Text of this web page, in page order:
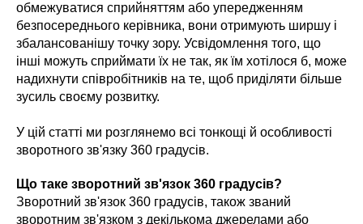
обмежуватися сприйняттям або упередженням
безпосереднього керівника, вони отримують ширшу і
збалансованішу точку зору. Усвідомлення того, що
інші можуть сприймати їх не так, як їм хотілося б, може
надихнути співробітників на те, щоб приділяти більше
зусиль своєму розвитку.
У цій статті ми розглянемо всі тонкощі й особливості
зворотного зв'язку 360 градусів.
Що таке зворотний зв'язок 360 градусів?
Зворотний зв'язок 360 градусів, також званий
зворотним зв'язком з декількома джерелами або